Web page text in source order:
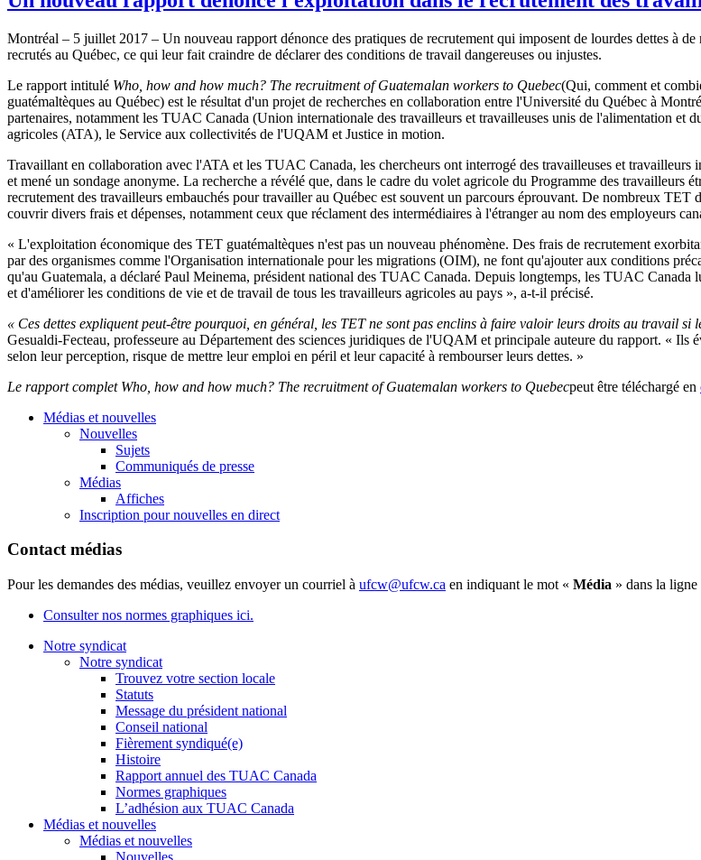
Montréal – 5 juillet 2017 – Un nouveau rapport dénonce des pratiques de recrutement qui imposent de lourdes dettes à
recrutés au Québec, ce qui leur fait craindre de déclarer des conditions de travail dangereuses ou injustes.
Le rapport intitulé Who, how and how much? The recruitment of Guatemalan workers to Quebec(Qui, comment et
guatémaltèques au Québec) est le résultat d'un projet de recherches en collaboration entre l'Université du Québec à
partenaires, notamment les TUAC Canada (Union internationale des travailleurs et travailleuses unis de l'alimentation et
agricoles (ATA), le Service aux collectivités de l'UQAM et Justice in motion.
Travaillant en collaboration avec l'ATA et les TUAC Canada, les chercheurs ont interrogé des travailleuses et travailleurs
et mené un sondage anonyme. La recherche a révélé que, dans le cadre du volet agricole du Programme des travailleurs
recrutement des travailleurs embauchés pour travailler au Québec est souvent un parcours éprouvant. De nombreux TET
couvrir divers frais et dépenses, notamment ceux que réclament des intermédiaires à l'étranger au nom des employeurs
« L'exploitation économique des TET guatémaltèques n'est pas un nouveau phénomène. Des frais de recrutement
par des organismes comme l'Organisation internationale pour les migrations (OIM), ne font qu'ajouter aux conditions
qu'au Guatemala, a déclaré Paul Meinema, président national des TUAC Canada. Depuis longtemps, les TUAC Canada
et d'améliorer les conditions de vie et de travail de tous les travailleurs agricoles au pays », a-t-il précisé.
« Ces dettes expliquent peut-être pourquoi, en général, les TET ne sont pas enclins à faire valoir leurs droits au travail si
Gesualdi-Fecteau, professeure au Département des sciences juridiques de l'UQAM et principale auteure du rapport. « Ils
selon leur perception, risque de mettre leur emploi en péril et leur capacité à rembourser leurs dettes. »
Le rapport complet Who, how and how much? The recruitment of Guatemalan workers to Quebecpeut être téléchargé en
Médias et nouvelles
Nouvelles
Sujets
Communiqués de presse
Médias
Affiches
Inscription pour nouvelles en direct
Contact médias
Pour les demandes des médias, veuillez envoyer un courriel à ufcw@ufcw.ca en indiquant le mot « Média » dans la ligne
Consulter nos normes graphiques ici.
Notre syndicat
Notre syndicat
Trouvez votre section locale
Statuts
Message du président national
Conseil national
Fièrement syndiqué(e)
Histoire
Rapport annuel des TUAC Canada
Normes graphiques
L’adhésion aux TUAC Canada
Médias et nouvelles
Médias et nouvelles